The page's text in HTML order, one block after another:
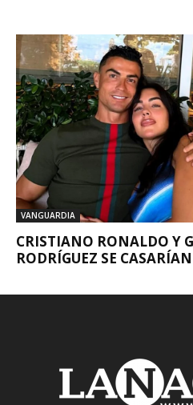
VANGUARDIA
CRISTIANO RONALDO Y
RODRÍGUEZ SE